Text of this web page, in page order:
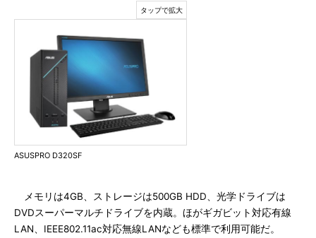
ASUSPRO D320SF
メモリは4GB、ストレージは500GB HDD、光学ドライブは
DVDスーパーマルチドライブを内蔵。ほがギガビット対応有線
LAN、IEEE802.11ac対応無線LANなども標準で利用可能だ。